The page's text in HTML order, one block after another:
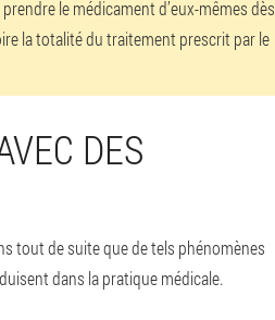
le médicament d’eux-mêmes dès
la totalité du traitement prescrit par le
DES
tout de suite que de tels phénomènes
dans la pratique médicale.